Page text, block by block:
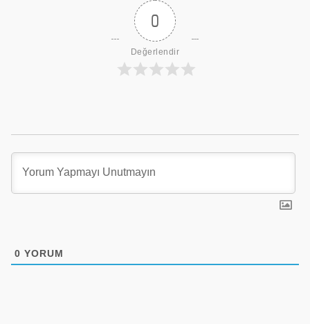
0
Değerlendir
0 YORUM